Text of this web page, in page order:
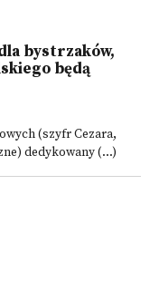
bystrzaków,
będą
(szyfr Cezara,
dedykowany (...)